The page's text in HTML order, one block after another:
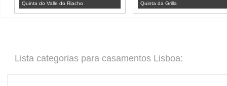
Quinta do Valle do Riacho Quinta da Grilla
Lista categorias para casamentos Lisboa: